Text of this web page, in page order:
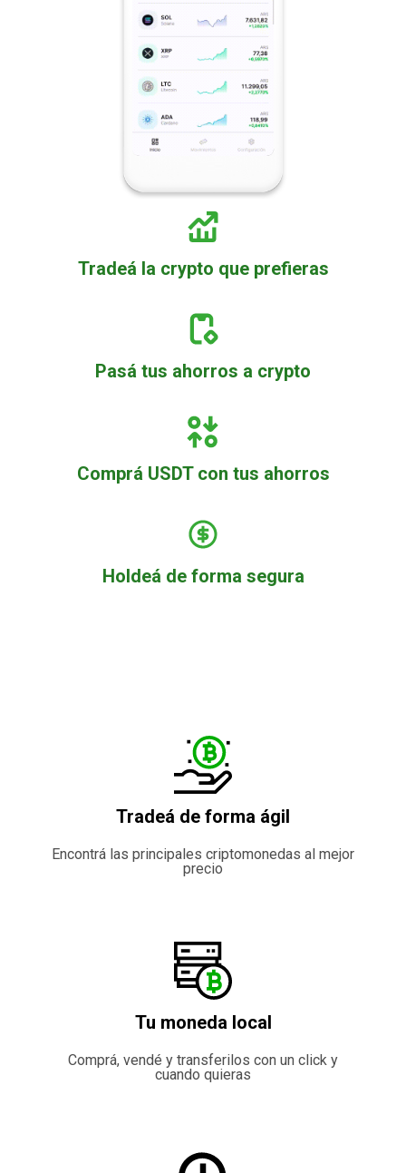
Tradeá la crypto que prefieras
Pasá tus ahorros a crypto
Comprá USDT con tus ahorros
Holdeá de forma segura
Tradeá de forma ágil
Encontrá las principales criptomonedas al mejor
precio
Tu moneda local
Comprá, vendé y transferilos con un click y
cuando quieras